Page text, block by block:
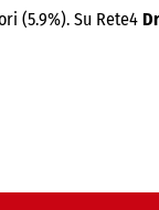
(5.9%). Su Rete4